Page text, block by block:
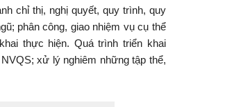
chỉ thị, nghị quyết, quy trình, quy
phân công, giao nhiệm vụ cụ thể
thực hiện. Quá trình triển khai
xử lý nghiêm những tập thể,